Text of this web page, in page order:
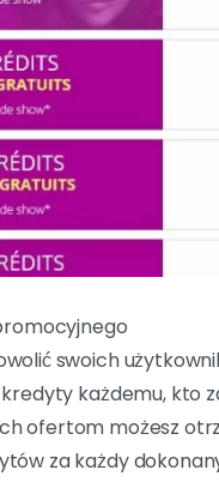
swoich
darmowe kredyty
w ich stronę. Dzięki
otrzymać do 85
dokonany zakup!